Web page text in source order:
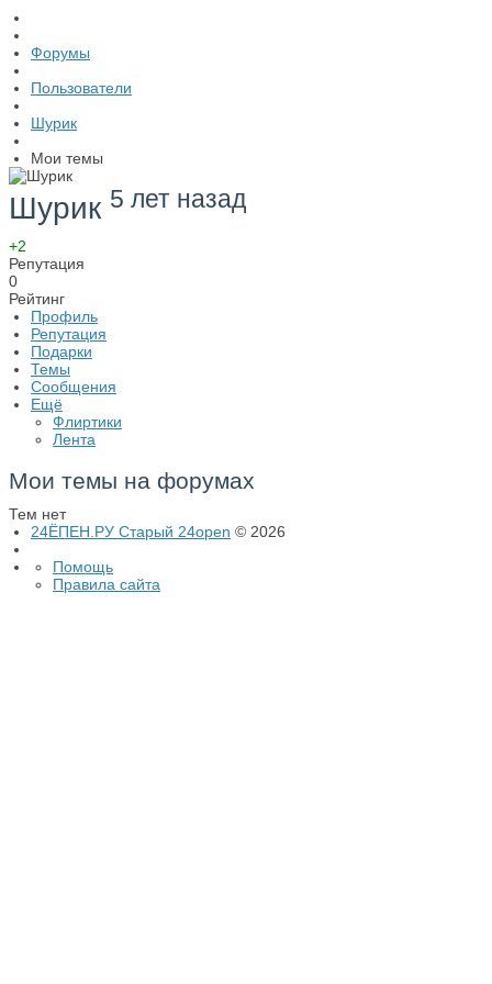
Форумы
Пользователи
Шурик
Мои темы
Шурик 5 лет назад
+2
Репутация
0
Рейтинг
Профиль
Репутация
Подарки
Темы
Сообщения
Ещё
Флиртики
Лента
Мои темы на форумах
Тем нет
24ЁПЕН.РУ Старый 24open © 2026
Помощь
Правила сайта